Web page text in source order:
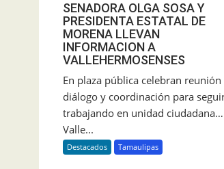
SENADORA OLGA SOSA Y
PRESIDENTA ESTATAL DE
MORENA LLEVAN
INFORMACION A
VALLEHERMOSENSES
En plaza pública celebran reunión
diálogo y coordinación para
trabajando en unidad ciudadana…
Valle...
Destacados Tamaulipas